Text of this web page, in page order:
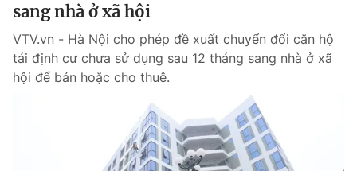
sang nhà ở xã hội
VTV.vn - Hà Nội cho phép đề xuất chuyển đổi căn hộ
tái định cư chưa sử dụng sau 12 tháng sang nhà ở xã
hội để bán hoặc cho thuê.